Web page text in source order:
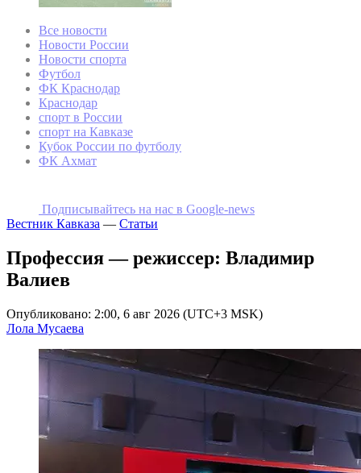
Все новости
Новости России
Новости спорта
Футбол
ФК Краснодар
Краснодар
спорт в России
спорт на Кавказе
Кубок России по футболу
ФК Ахмат
Подписывайтесь на наc в Google-news
Вестник Кавказа — Статьи
Профессия — режиссер: Владимир
Валиев
Опубликовано: 2:00, 6 авг 2026 (UTC+3 MSK)
Лола Мусаева